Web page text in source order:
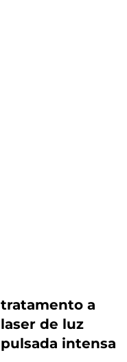
tratamento a
laser de luz
pulsada intensa